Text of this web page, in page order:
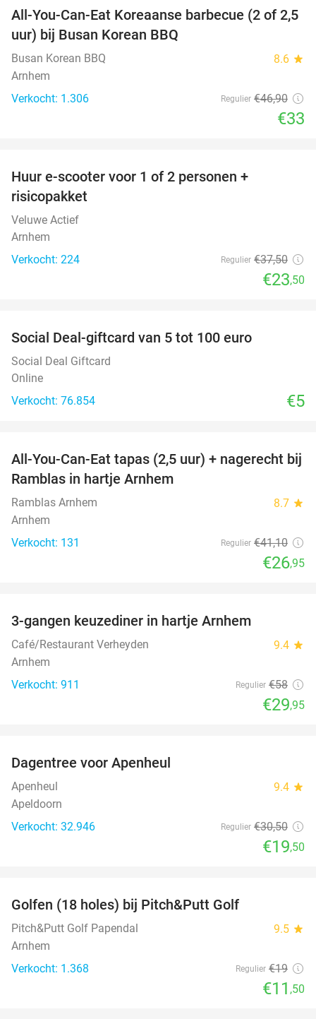
30%
All-You-Can-Eat Koreaanse barbecue (2 of 2,5
uur) bij Busan Korean BBQ
Busan Korean BBQ 8.6 star
Arnhem
Verkocht: 1.306
Regulier €46,90
€33
Huur e-scooter voor 1 of 2 personen +
risicopakket
Veluwe Actief
Arnhem
Verkocht: 224
Regulier €37,50
€23,50
Social Deal-giftcard van 5 tot 100 euro
Social Deal Giftcard
Online
Verkocht: 76.854
€5
34%
All-You-Can-Eat tapas (2,5 uur) + nagerecht bij
Ramblas in hartje Arnhem
Ramblas Arnhem 8.7 star
Arnhem
Verkocht: 131
Regulier €41,10
€26,95
3-gangen keuzediner in hartje Arnhem
Café/Restaurant Verheyden 9.4 star
Arnhem
Verkocht: 911
Regulier €58
€29,95
Dagentree voor Apenheul
Apenheul 9.4 star
Apeldoorn
Verkocht: 32.946
Regulier €30,50
€19,50
Golfen (18 holes) bij Pitch&Putt Golf
Pitch&Putt Golf Papendal 9.5 star
Arnhem
Verkocht: 1.368
Regulier €19
€11 ,50